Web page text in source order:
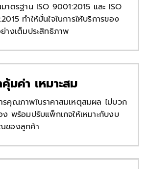
มาตรฐาน ISO 9001:2015 และ ISO
ทำให้มั่นใจในการให้บริการของ
ย่างเต็มประสิทธิภาพ
มค่า เหมาะสม
รคุณภาพในราคาสมเหตุสมผล ไม่บวก
ง พร้อมปรับแพ็กเกจให้เหมาะกับงบ
ของลูกค้า